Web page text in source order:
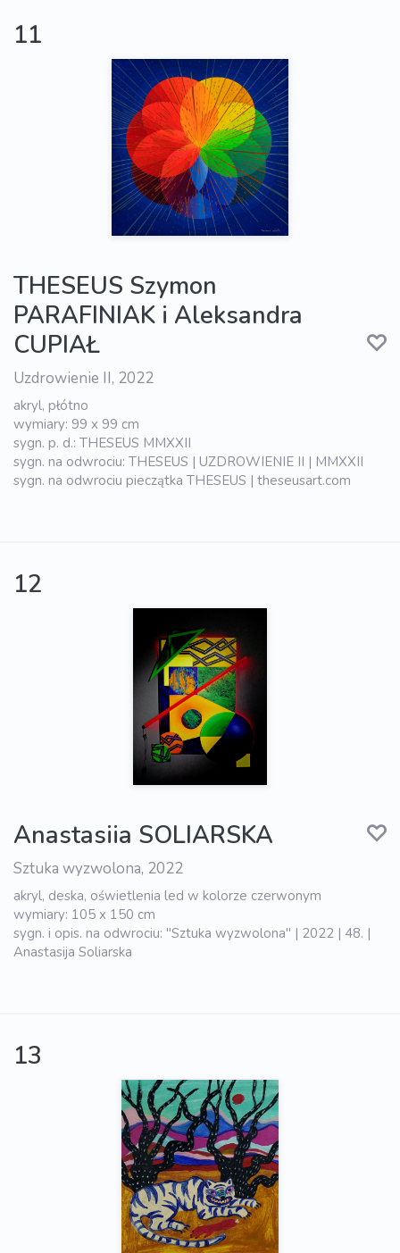
11
THESEUS Szymon
PARAFINIAK i Aleksandra
CUPIAŁ
Uzdrowienie II, 2022
akryl, płótno
wymiary: 99 x 99 cm
sygn. p. d.: THESEUS MMXXII
sygn. na odwrociu: THESEUS | UZDROWIENIE II | MMXXII
sygn. na odwrociu pieczątka THESEUS | theseusart.com
12
Anastasiia SOLIARSKA
Sztuka wyzwolona, 2022
akryl, deska, oświetlenia led w kolorze czerwonym
wymiary: 105 x 150 cm
sygn. i opis. na odwrociu: "Sztuka wyzwolona" | 2022 | 48. |
Anastasija Soliarska
13